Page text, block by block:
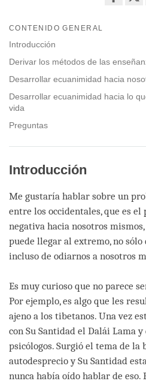
CONTENIDO GENERAL
Introducción
Derivar los métodos de las
Desarrollar ecuanimidad hacia
Desarrollar ecuanimidad hacia lo
vida
Preguntas
Introducción
Me gustaría hablar sobre un
entre los occidentales, que es
negativa hacia nosotros
puede llegar al extremo, no sólo
incluso de odiarnos a nosotros
Es muy curioso que no parece
Por ejemplo, es algo que les
ajeno a los tibetanos. Una vez
con Su Santidad el Dalái Lama
psicólogos. Surgió el tema de la
autodesprecio y Su Santidad
nunca había oído hablar de